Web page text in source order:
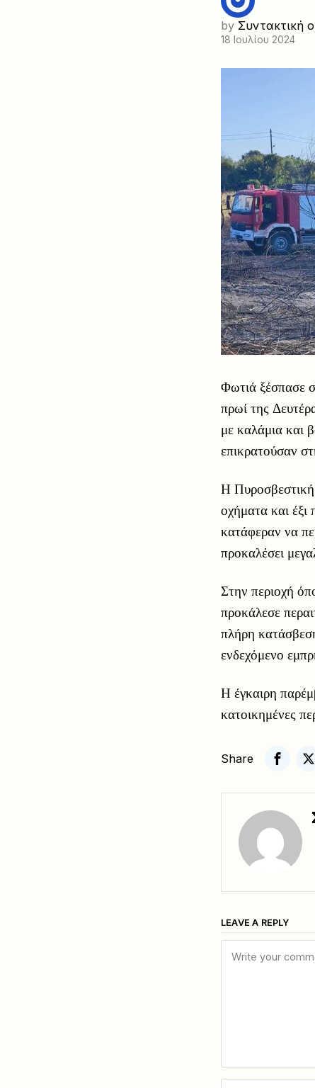
by Συντακτική
18 Ιουλίου 2024
Φωτιά ξέσπασε
πρωί της
με καλάμια και
επικρατούσαν
Η Πυροσβεστική
οχήματα και
κατάφεραν να
προκαλέσει
Στην περιοχή
προκάλεσε
πλήρη
ενδεχόμενο
Η έγκαιρη
κατοικημένες
Share
LEAVE A REPLY